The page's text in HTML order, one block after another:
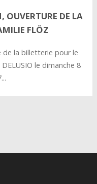
OUVERTURE DE LA
FLÖZ
de la billetterie pour le
le dimanche 8